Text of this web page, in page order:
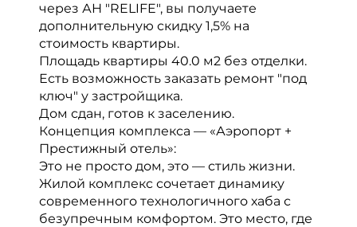
через АН "RELIFE", вы получаете
дополнительную скидку 1,5% на
стоимость квартиры.
Площадь квартиры 40.0 м2 без отделки.
Есть возможность заказать ремонт "под
ключ" у застройщика.
Дом сдан, готов к заселению.
Концепция комплекса — «Аэропорт +
Престижный отель»:
Это не просто дом, это — стиль жизни.
Жилой комплекс сочетает динамику
современного технологичного хаба с
безупречным комфортом. Это место, где